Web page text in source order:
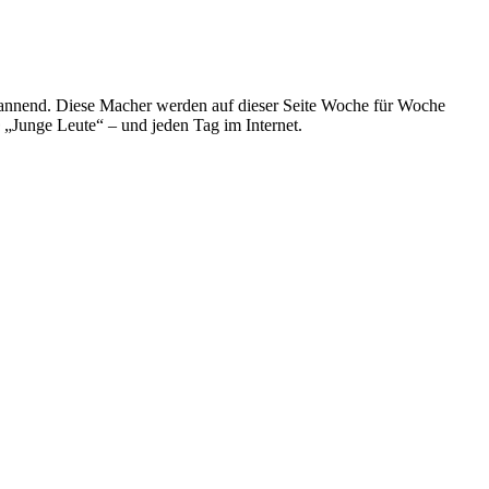
Diese Macher werden auf dieser Seite Woche für Woche
Leute“ – und jeden Tag im Internet.